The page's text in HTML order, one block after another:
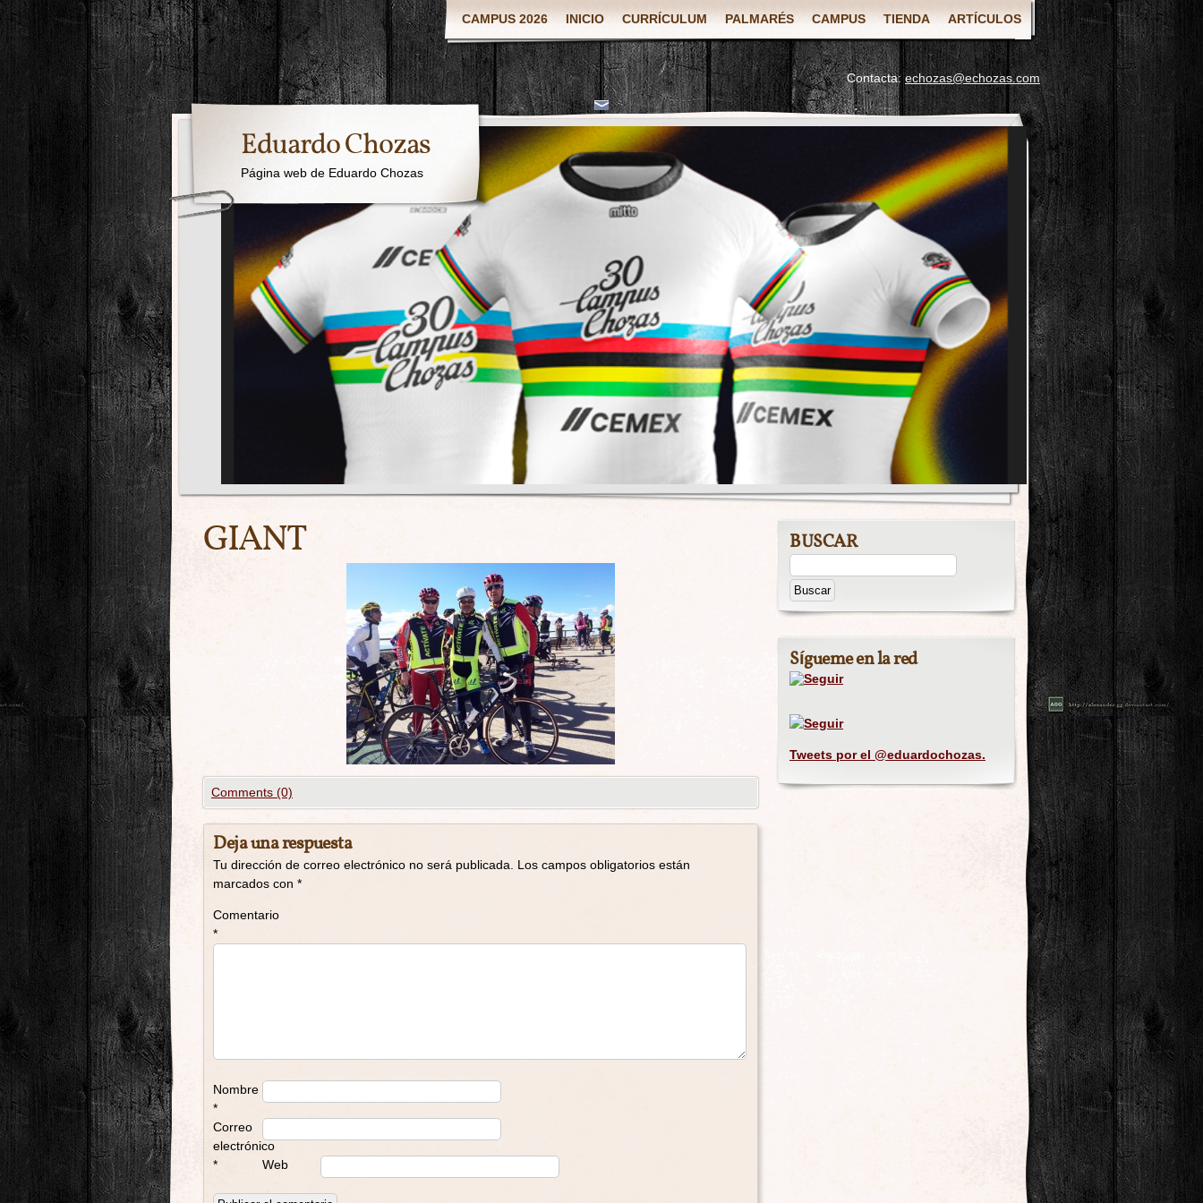
CAMPUS 2026 INICIO CURRÍCULUM PALMARÉS CAMPUS TIENDA ARTÍCULOS
Contacta:echozas@echozas.com
Eduardo Chozas
Página web de Eduardo Chozas
GIANT
Comments (0)
Deja una respuesta
Tu dirección de correo electrónico no será publicada.
Los campos obligatorios están
marcados con *
Comentario
*
Nombre
*
Correo
electrónico
*
Web
BUSCAR
Sígueme en la red
Tweets por el @eduardochozas.